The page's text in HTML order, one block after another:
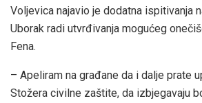
Voljevica najavio je dodatna ispitivanja
Uborak radi utvrđivanja mogućeg
Fena.
– Apeliram na građane da i dalje prate
Stožera civilne zaštite, da izbjegavaju